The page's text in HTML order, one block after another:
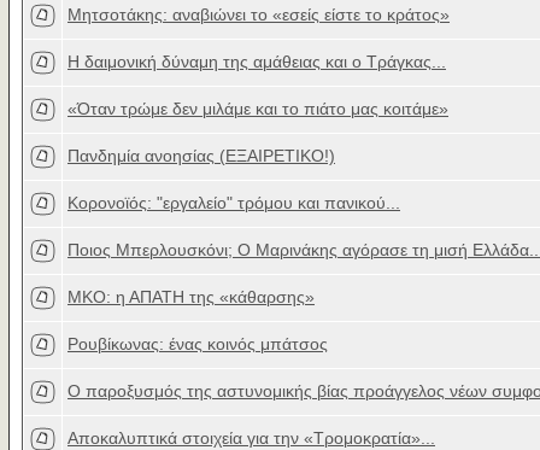
Μητσοτάκης: αναβιώνει το «εσείς είστε το κράτος»
Η δαιμονική δύναμη της αμάθειας και ο Τράγκας...
«Όταν τρώμε δεν μιλάμε και το πιάτο μας κοιτάμε»
Πανδημία ανοησίας (ΕΞΑΙΡΕΤΙΚΟ!)
Κορονοϊός: "εργαλείο" τρόμου και πανικού...
Ποιος Μπερλουσκόνι; Ο Μαρινάκης αγόρασε τη μισή
ΜΚΟ: η ΑΠΑΤΗ της «κάθαρσης»
Ρουβίκωνας: ένας κοινός μπάτσος
Ο παροξυσμός της αστυνομικής βίας προάγγελος νέων
Αποκαλυπτικά στοιχεία για την «Τρομοκρατία»...